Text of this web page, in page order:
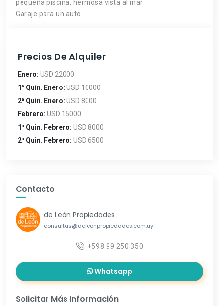
pequeña piscina, hermosa vista al mar
Garaje para un auto.
Precios De Alquiler
Enero: USD 22000
1ª Quin. Enero: USD 16000
2ª Quin. Enero: USD 8000
Febrero: USD 15000
1ª Quin. Febrero: USD 8000
2ª Quin. Febrero: USD 6500
Contacto
de León Propiedades
consultas@deleonpropiedades.com.uy
+598 99 250 350
Whatsapp
Solicitar Más Información